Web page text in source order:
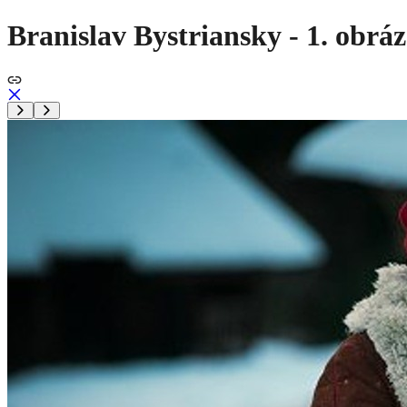
Branislav Bystriansky - 1.